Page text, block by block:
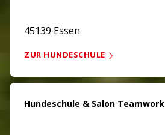
45139 Essen
ZUR HUNDESCHULE
Hundeschule & Salon Teamwork